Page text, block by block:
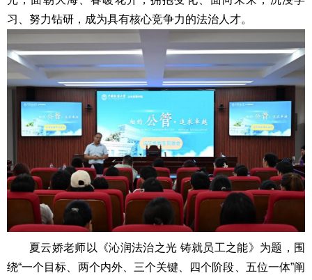
习、努力钻研，成为具有核心竞争力的法治人才。
夏云娇老师以《沁润法治之光 铸就员工之能》为题，围
绕“一个目标、两个内外、三个关键、四个阶段、五位一体”阐